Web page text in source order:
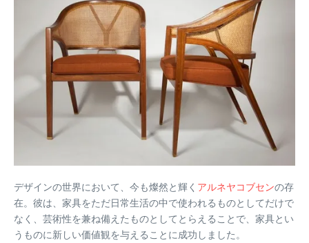
デザインの世界において、今も燦然と輝く アルネヤコブセンの存
在。彼は、家具をただ日常生活の中で使われるものとしてだけで
なく、芸術性を兼ね備えたものとしてとらえることで、家具とい
うものに新しい価値観を与えることに成功しました。